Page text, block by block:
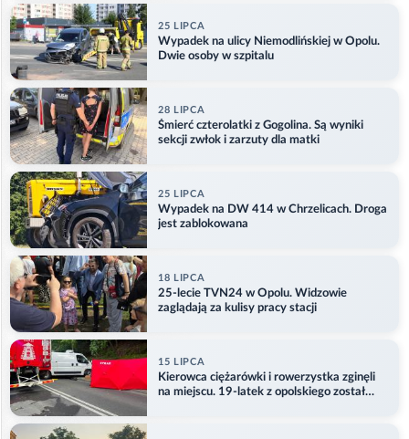
25 LIPCA
Wypadek na ulicy Niemodlińskiej w Opolu.
Dwie osoby w szpitalu
28 LIPCA
Śmierć czterolatki z Gogolina. Są wyniki
sekcji zwłok i zarzuty dla matki
25 LIPCA
Wypadek na DW 414 w Chrzelicach. Droga
jest zablokowana
18 LIPCA
25-lecie TVN24 w Opolu. Widzowie
zaglądają za kulisy pracy stacji
15 LIPCA
Kierowca ciężarówki i rowerzystka zginęli
na miejscu. 19-latek z opolskiego został